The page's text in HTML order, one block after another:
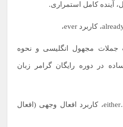
آینده کامل استمراری.
مجهول انگلیسی و نحوه
در دوره رایگان گرامر زبان
کلمات ربطی، کاربرد either…or، کاربرد افعال وجهی (افعال